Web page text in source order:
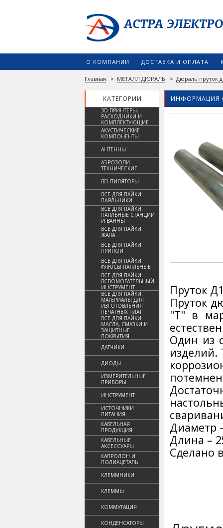
О КОМПАНИИ ДОСТАВКА И ОПЛАТА
Главная > МЕТАЛЛ ДЮРАЛЬ > Дюраль пруток
КАТЕГОРИИ ИНФОРМАЦИЯ
3D ПРИНТЕРЫ,
РАСХОДНИКИ И
КОМПЛЕКТУЮЩИЕ
АКУСТИЧЕСКИЕ
КОМПОНЕНТЫ
АНТЕННЫ
АЭРОЗОЛИ
ТЕХНИЧЕСКИЕ
ВЕНТИЛЯТОРЫ
ВСЕ ДЛЯ ПАЙКИ:
ПАЯЛЬНИКИ
ВСЕ ДЛЯ ПАЙКИ:
ПАЯЛЬНЫЕ СТАНЦИИ
И ВАННЫ
ВСЕ ДЛЯ ПАЙКИ:
ЖАЛА
ВСЕ ДЛЯ ПАЙКИ:
ПРИПОИ
ВСЕ ДЛЯ ПАЙКИ:
ФЛЮСЫ ПАЯЛЬНЫЕ
ВСЕ ДЛЯ ПАЙКИ:
ВСПОМОГАТЕЛЬНЫЙ
ИНСТРУМЕНТ
ВСЕ ДЛЯ ПАЙКИ:
МАТЕРИАЛЫ ДЛЯ
ИЗГОТОВЛЕНИЯ
ПЕЧАТНЫХ ПЛАТ
ВСЕ ДЛЯ ПАЙКИ:
МАСЛА, СМАЗКИ И
ЗАЩИТНЫЕ
ПОКРЫТИЯ
ДАТЧИКИ
ДИОДЫ
ИЗМЕРИТЕЛЬНЫЕ
ПРИБОРЫ
ИНСТРУМЕНТ
ИСТОЧНИКИ
ПИТАНИЯ
КАБЕЛЬНАЯ
ПРОДУКЦИЯ
КАБЕЛЬНЫЕ
АКСЕССУАРЫ
КАПРОЛОН И
ПОЛИАЦЕТАЛЬ
КЛЕММНИКИ
КЛЕММЫ
КОММУТАЦИЯ
КОНДЕНСАТОРЫ
Пруток
Пруток
"Т" в
Один из
Диаметр
Длина –
Сделано